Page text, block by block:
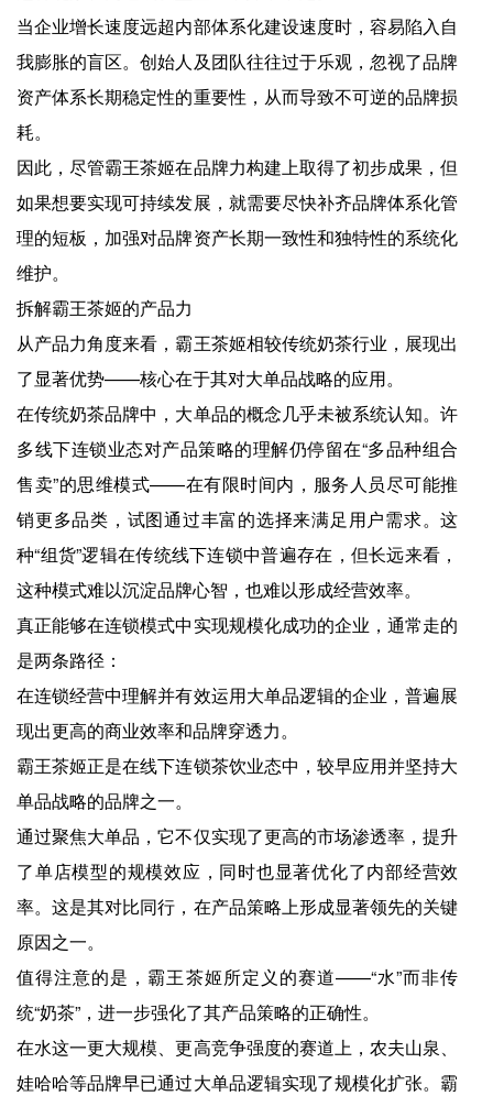
当企业增长速度远超内部体系化建设速度时，容易陷入自
我膨胀的盲区。创始人及团队往往过于乐观，忽视了品牌
资产体系长期稳定性的重要性，从而导致不可逆的品牌损
耗。
因此，尽管霸王茶姬在品牌力构建上取得了初步成果，但
如果想要实现可持续发展，就需要尽快补齐品牌体系化管
理的短板，加强对品牌资产长期一致性和独特性的系统化
维护。
拆解霸王茶姬的产品力
从产品力角度来看，霸王茶姬相较传统奶茶行业，展现出
了显著优势——核心在于其对大单品战略的应用。
在传统奶茶品牌中，大单品的概念几乎未被系统认知。许
多线下连锁业态对产品策略的理解仍停留在“多品种组合
售卖”的思维模式——在有限时间内，服务人员尽可能推
销更多品类，试图通过丰富的选择来满足用户需求。这
种“组货”逻辑在传统线下连锁中普遍存在，但长远来看，
这种模式难以沉淀品牌心智，也难以形成经营效率。
真正能够在连锁模式中实现规模化成功的企业，通常走的
是两条路径：
在连锁经营中理解并有效运用大单品逻辑的企业，普遍展
现出更高的商业效率和品牌穿透力。
霸王茶姬正是在线下连锁茶饮业态中，较早应用并坚持大
单品战略的品牌之一。
通过聚焦大单品，它不仅实现了更高的市场渗透率，提升
了单店模型的规模效应，同时也显著优化了内部经营效
率。这是其对比同行，在产品策略上形成显著领先的关键
原因之一。
值得注意的是，霸王茶姬所定义的赛道——“水”而非传
统“奶茶”，进一步强化了其产品策略的正确性。
在水这一更大规模、更高竞争强度的赛道上，农夫山泉、
娃哈哈等品牌早已通过大单品逻辑实现了规模化扩张。霸